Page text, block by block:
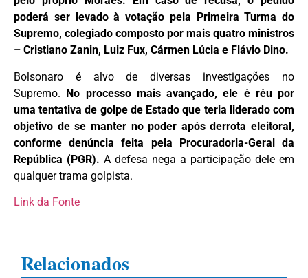
poderá ser levado à votação pela Primeira Turma do
Supremo, colegiado composto por mais quatro ministros
– Cristiano Zanin, Luiz Fux, Cármen Lúcia e Flávio Dino.
Bolsonaro é alvo de diversas investigações no
Supremo. No processo mais avançado, ele é réu por
uma tentativa de golpe de Estado que teria liderado com
objetivo de se manter no poder após derrota eleitoral,
conforme denúncia feita pela Procuradoria-Geral da
República (PGR). A defesa nega a participação dele em
qualquer trama golpista.
Link da Fonte
Relacionados